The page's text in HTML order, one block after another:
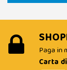
Paga in
Carta